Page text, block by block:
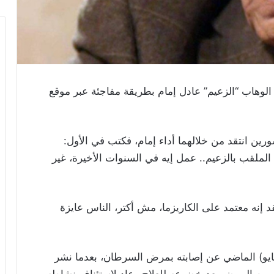
“الزعيم” عادل إمام بطريقة مفاجئة عبر موقع
انتقد من خلالهما أداء إمام، فكتب في الأول:
بالزعيم.. عمل إيه في السنوات الأخيرة، غير
إنه معتمد على الكاريزما، مش أكتر، الناس عايزة
الماضي عن إصابته بمرض السرطان، بعدما نشر